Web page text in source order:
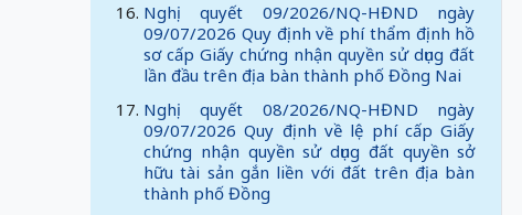
Nghị quyết 09/2026/NQ-HĐND ngày
09/07/2026 Quy định về phí thẩm định hồ
sơ cấp Giấy chứng nhận quyền sử dụng đất
lần đầu trên địa bàn thành phố Đồng Nai
Nghị quyết 08/2026/NQ-HĐND ngày
09/07/2026 Quy định về lệ phí cấp Giấy
chứng nhận quyền sử dụng đất quyền sở
hữu tài sản gắn liền với đất trên địa bàn
thành phố Đồng